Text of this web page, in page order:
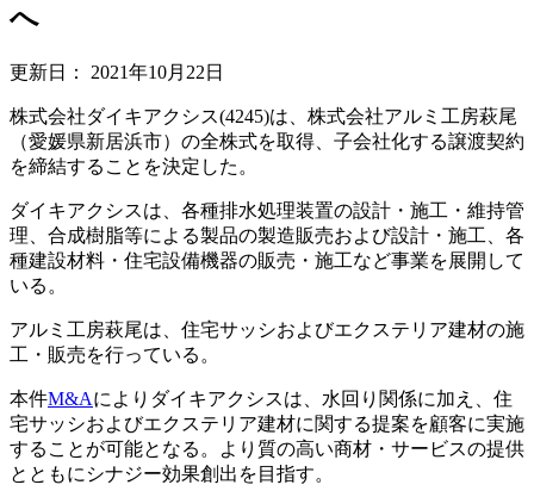
へ
更新日： 2021年10月22日
株式会社ダイキアクシス(4245)は、株式会社アルミ工房萩尾
（愛媛県新居浜市）の全株式を取得、子会社化する譲渡契約
を締結することを決定した。
ダイキアクシスは、各種排水処理装置の設計・施工・維持管
理、合成樹脂等による製品の製造販売および設計・施工、各
種建設材料・住宅設備機器の販売・施工など事業を展開して
いる。
アルミ工房萩尾は、住宅サッシおよびエクステリア建材の施
工・販売を行っている。
本件M&Aによりダイキアクシスは、水回り関係に加え、住
宅サッシおよびエクステリア建材に関する提案を顧客に実施
することが可能となる。より質の高い商材・サービスの提供
とともにシナジー効果創出を目指す。